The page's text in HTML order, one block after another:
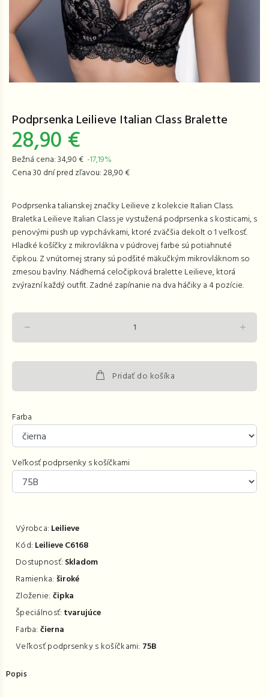
Podprsenka Leilieve Italian Class Bralette
28,90 €
Bežná cena: 34,90 € -17,19%
Cena 30 dní pred zľavou: 28,90 €
Podprsenka talianskej značky Leilieve z kolekcie Italian Class.
Braletka Leilieve Italian Class je vystužená podprsenka s kosticami, s
penovými push up vypchávkami, ktoré zväčšia dekolt o 1 veľkosť.
Hladké košíčky z mikrovlákna v púdrovej farbe sú potiahnuté
čipkou. Z vnútornej strany sú podšité mäkučkým mikrovláknom so
zmesou bavlny. Nádherná celočipková bralette Leilieve, ktorá
zvýrazní každý outfit. Zadné zapínanie na dva háčiky a 4 pozície.
Pridať do košíka
Farba
Veľkosť podprsenky s košíčkami
Výrobca: Leilieve
Kód: Leilieve C6168
Dostupnosť: Skladom
Ramienka: široké
Zloženie: čipka
Špeciálnosť: tvarujúce
Farba: čierna
Veľkosť podprsenky s košíčkami: 75B
Popis